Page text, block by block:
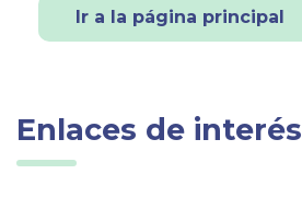
Ir a la página principal
Enlaces de interés